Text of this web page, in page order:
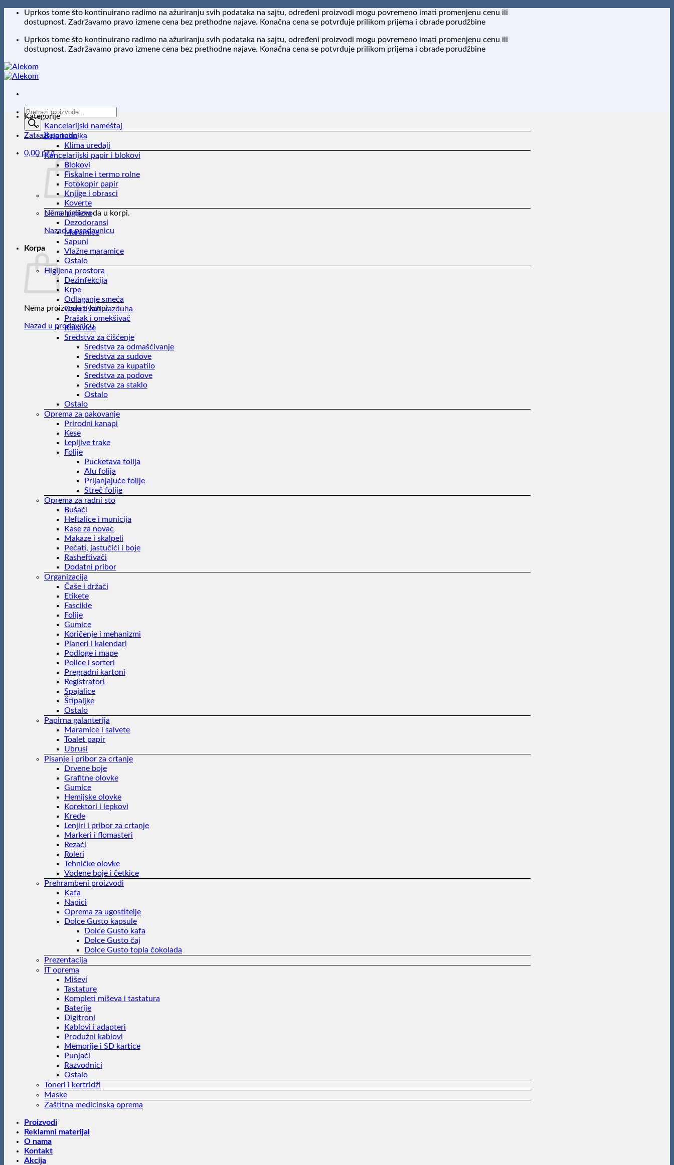
PreskočiUprkos tome što kontinuirano radimo na ažuriranju svih podataka na sajtu, određeni proizvodi mogu povremeno imati promenjenu cenu ili
dostupnost. Zadržavamo pravo izmene cena bez prethodne najave. Konačna cena se potvrđuje prilikom prijema i obrade porudžbine
Uprkos tome što kontinuirano radimo na ažuriranju svih podataka na sajtu, određeni proizvodi mogu povremeno imati promenjenu cenu ili
dostupnost. Zadržavamo pravo izmene cena bez prethodne najave. Konačna cena se potvrđuje prilikom prijema i obrade porudžbine
Products
search
Zatraži ponudu
0,00 рсд
Nema proizvoda u korpi.
Nazad u prodavnicu
Korpa
Nema proizvoda u korpi.
Nazad u prodavnicu
Kategorije
Kancelarijski nameštaj
Bela tehnika
Klima uređaji
Kancelarijski papir i blokovi
Blokovi
Fiskalne i termo rolne
Fotokopir papir
Knjige i obrasci
Koverte
Lična higijena
Dezodoransi
Maramice
Sapuni
Vlažne maramice
Ostalo
Higijena prostora
Dezinfekcija
Krpe
Odlaganje smeća
Osveživači vazduha
Prašak i omekšivač
Rukavice
Sredstva za čišćenje
Sredstva za odmašćivanje
Sredstva za sudove
Sredstva za kupatilo
Sredstva za podove
Sredstva za staklo
Ostalo
Ostalo
Oprema za pakovanje
Prirodni kanapi
Kese
Lepljive trake
Folije
Pucketava folija
Alu folija
Prijanjajuće folije
Streč folije
Oprema za radni sto
Bušači
Heftalice i municija
Kase za novac
Makaze i skalpeli
Pečati, jastučići i boje
Rasheftivači
Dodatni pribor
Organizacija
Čaše i držači
Etikete
Fascikle
Folije
Gumice
Koričenje i mehanizmi
Planeri i kalendari
Podloge i mape
Police i sorteri
Pregradni kartoni
Registratori
Spajalice
Štipaljke
Ostalo
Papirna galanterija
Maramice i salvete
Toalet papir
Ubrusi
Pisanje i pribor za crtanje
Drvene boje
Grafitne olovke
Gumice
Hemijske olovke
Korektori i lepkovi
Krede
Lenjiri i pribor za crtanje
Markeri i flomasteri
Rezači
Roleri
Tehničke olovke
Vodene boje i četkice
Prehrambeni proizvodi
Kafa
Napici
Oprema za ugostitelje
Dolce Gusto kapsule
Dolce Gusto kafa
Dolce Gusto čaj
Dolce Gusto topla čokolada
Prezentacija
IT oprema
Miševi
Tastature
Kompleti miševa i tastatura
Baterije
Digitroni
Kablovi i adapteri
Produžni kablovi
Memorije i SD kartice
Punjači
Razvodnici
Ostalo
Toneri i kertridži
Maske
Zaštitna medicinska oprema
Proizvodi
Reklamni materijal
O nama
Kontakt
Akcija